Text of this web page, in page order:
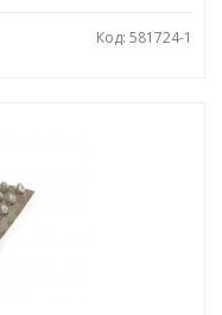
Код: 581724-1